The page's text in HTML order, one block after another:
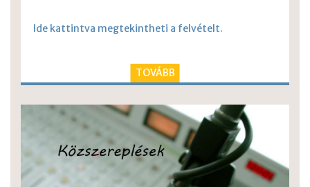
Ide kattintva megtekintheti a felvételt.
TOVÁBB